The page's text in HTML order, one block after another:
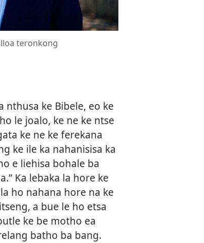
teronkong
nthusa ke Bibele, eo ke
le joalo, ke ne ke ntse
ke ne ke ferekana
ke ile ka nahanisisa ka
e liehisa bohale ba
Ka lebaka la hore ke
ho nahana hore na ke
a bue le ho etsa
ke be motho ea
batho ba bang.